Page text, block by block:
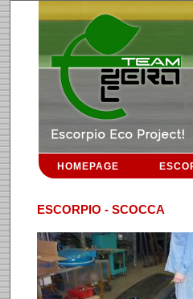
HOMEPAGE
ESCORPIO - SCOCCA